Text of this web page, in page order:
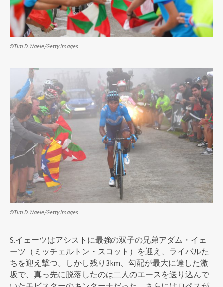
©Tim D.Waele/Getty Images
©Tim D.Waele/Getty Images
S.イェーツはアシストに最強の双子の兄弟アダム・イェ
ーツ（ミッチェルトン・スコット）を迎え、ライバルた
ちを迎え撃つ。しかし残り3km、勾配が最大に達した激
坂で、真っ先に脱落したのは二人のエースを送り込んで